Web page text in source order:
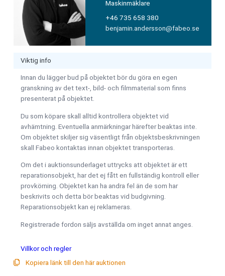
Maskinmäklare
+46 735 658 380
benjamin.andersson@fabeo.se
Viktig info
Innan du lägger bud på objektet bör du göra en egen
granskning av det text-, bild- och filmmaterial som finns
presenterat på objektet.
Du som köpare skall alltid kontrollera objektet vid
avhämtning. Eventuella anmärkningar härefter beaktas inte.
Om objektet skiljer sig väsentligt från objektsbeskrivningen
skall Fabeo kontaktas innan objektet transporteras.
Om det i auktionsunderlaget uttrycks att objektet är ett
reparationsobjekt, har det ej fått en fullständig kontroll eller
provkörning. Objektet kan ha andra fel än de som har
beskrivits och detta bör beaktas vid budgivning.
Reparationsobjekt kan ej reklameras.
Registrerade fordon säljs avställda om inget annat anges.
Villkor och regler
Kopiera länk till den här auktionen